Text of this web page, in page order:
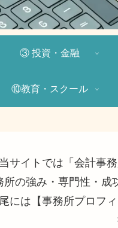
③ 投資・金融
⑩教育・スクール
当サイトでは「会計事
所の強み・専門性・成
には【事務所プロフ